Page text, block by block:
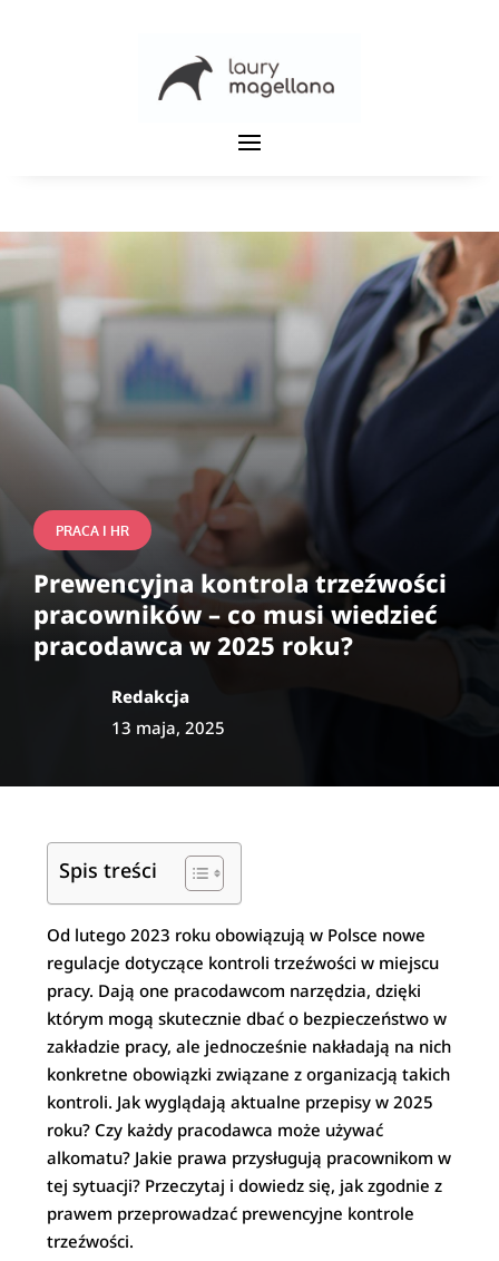
PRACA I HR
Prewencyjna kontrola trzeźwości
pracowników – co musi wiedzieć
pracodawca w 2025 roku?
Redakcja
13 maja, 2025
Spis treści
Od lutego 2023 roku obowiązują w Polsce nowe
regulacje dotyczące kontroli trzeźwości w miejscu
pracy. Dają one pracodawcom narzędzia, dzięki
którym mogą skutecznie dbać o bezpieczeństwo w
zakładzie pracy, ale jednocześnie nakładają na nich
konkretne obowiązki związane z organizacją takich
kontroli. Jak wyglądają aktualne przepisy w 2025
roku? Czy każdy pracodawca może używać
alkomatu? Jakie prawa przysługują pracownikom w
tej sytuacji? Przeczytaj i dowiedz się, jak zgodnie z
prawem przeprowadzać prewencyjne kontrole
trzeźwości.